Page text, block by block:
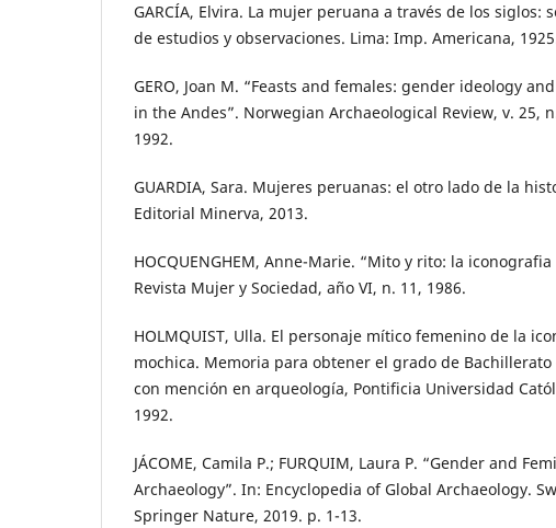
GARCÍA, Elvira. La mujer peruana a través de los siglos:
de estudios y observaciones. Lima: Imp. Americana,
GERO, Joan M. “Feasts and females: gender ideology
in the Andes”. Norwegian Archaeological Review, v. 25,
1992.
GUARDIA, Sara. Mujeres peruanas: el otro lado de la
Editorial Minerva, 2013.
HOCQUENGHEM, Anne-Marie. “Mito y rito: la iconografia
Revista Mujer y Sociedad, año VI, n. 11, 1986.
HOLMQUIST, Ulla. El personaje mítico femenino de la
mochica. Memoria para obtener el grado de
con mención en arqueología, Pontificia Universidad
1992.
JÁCOME, Camila P.; FURQUIM, Laura P. “Gender and
Archaeology”. In: Encyclopedia of Global Archaeology.
Springer Nature, 2019. p. 1-13.